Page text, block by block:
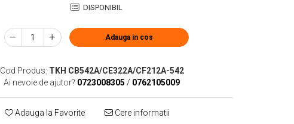
DISPONIBIL
Adauga in cos
Cod Produs: TKH CB542A/CE322A/CF212A-542
Ai nevoie de ajutor? 0723008305 / 0762105009
Adauga la Favorite Cere informatii